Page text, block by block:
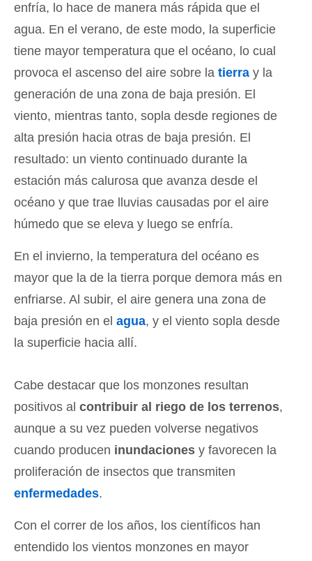
enfría, lo hace de manera más rápida que el
agua. En el verano, de este modo, la superficie
tiene mayor temperatura que el océano, lo cual
provoca el ascenso del aire sobre la tierra y la
generación de una zona de baja presión. El
viento, mientras tanto, sopla desde regiones de
alta presión hacia otras de baja presión. El
resultado: un viento continuado durante la
estación más calurosa que avanza desde el
océano y que trae lluvias causadas por el aire
húmedo que se eleva y luego se enfría.
En el invierno, la temperatura del océano es
mayor que la de la tierra porque demora más en
enfriarse. Al subir, el aire genera una zona de
baja presión en el agua, y el viento sopla desde
la superficie hacia allí.
Cabe destacar que los monzones resultan
positivos al contribuir al riego de los terrenos,
aunque a su vez pueden volverse negativos
cuando producen inundaciones y favorecen la
proliferación de insectos que transmiten
enfermedades.
Con el correr de los años, los científicos han
entendido los vientos monzones en mayor